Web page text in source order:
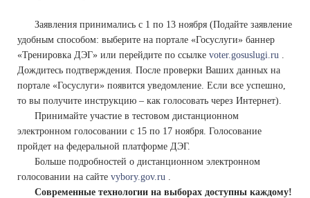
Заявления принимались с 1 по 13 ноября (Подайте заявление
удобным способом: выберите на портале «Госуслуги» баннер
«Тренировка ДЭГ» или перейдите по ссылке voter.gosuslugi.ru .
Дождитесь подтверждения. После проверки Ваших данных на
портале «Госуслуги» появится уведомление. Если все успешно,
то вы получите инструкцию – как голосовать через Интернет).
Принимайте участие в тестовом дистанционном
электронном голосовании с 15 по 17 ноября. Голосование
пройдет на федеральной платформе ДЭГ.
Больше подробностей о дистанционном электронном
голосовании на сайте vybory.gov.ru .
Современные технологии на выборах доступны каждому!